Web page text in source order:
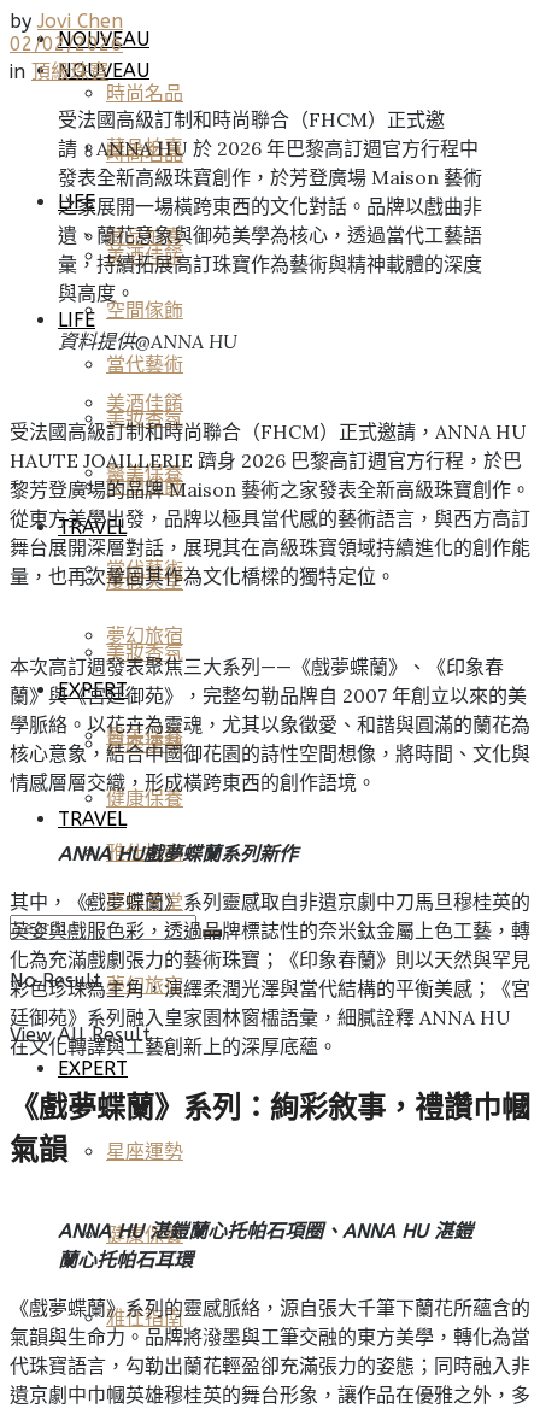
NOUVEAU
時尚名品
藏品拍賣
LIFE
美酒佳餚
空間傢飾
當代藝術
美妝香氛
醫美保養
TRAVEL
度假天堂
夢幻旅宿
EXPERT
星座運勢
健康保養
雅仕指南
NOUVEAU
時尚名品
藏品拍賣
LIFE
美酒佳餚
空間傢飾
當代藝術
美妝香氛
醫美保養
TRAVEL
度假天堂
夢幻旅宿
EXPERT
星座運勢
健康保養
雅仕指南
No Result
View All Result
by Jovi Chen
02/02/2026
in 頂級珠寶
受法國高級訂制和時尚聯合（FHCM）正式邀
請，ANNA HU 於 2026 年巴黎高訂週官方行程中
發表全新高級珠寶創作，於芳登廣場 Maison 藝術
之家展開一場橫跨東西的文化對話。品牌以戲曲非
遺、蘭花意象與御苑美學為核心，透過當代工藝語
彙，持續拓展高訂珠寶作為藝術與精神載體的深度
與高度。
資料提供@ANNA HU
受法國高級訂制和時尚聯合（FHCM）正式邀請，ANNA HU
HAUTE JOAILLERIE 躋身 2026 巴黎高訂週官方行程，於巴
黎芳登廣場的品牌 Maison 藝術之家發表全新高級珠寶創作。
從東方美學出發，品牌以極具當代感的藝術語言，與西方高訂
舞台展開深層對話，展現其在高級珠寶領域持續進化的創作能
量，也再次鞏固其作為文化橋樑的獨特定位。
本次高訂週發表聚焦三大系列——《戲夢蝶蘭》、《印象春
蘭》與《宮廷御苑》，完整勾勒品牌自 2007 年創立以來的美
學脈絡。以花卉為靈魂，尤其以象徵愛、和諧與圓滿的蘭花為
核心意象，結合中國御花園的詩性空間想像，將時間、文化與
情感層層交織，形成橫跨東西的創作語境。
ANNA HU戲夢蝶蘭系列新作
其中，《戲夢蝶蘭》系列靈感取自非遺京劇中刀馬旦穆桂英的
英姿與戲服色彩，透過品牌標誌性的奈米鈦金屬上色工藝，轉
化為充滿戲劇張力的藝術珠寶；《印象春蘭》則以天然與罕見
彩色珍珠為主角，演繹柔潤光澤與當代結構的平衡美感；《宮
廷御苑》系列融入皇家園林窗櫺語彙，細膩詮釋 ANNA HU
在文化轉譯與工藝創新上的深厚底蘊。
《戲夢蝶蘭》系列：絢彩敘事，禮讚巾幗
氣韻
ANNA HU 湛鎧蘭心托帕石項圈、ANNA HU 湛鎧
蘭心托帕石耳環
《戲夢蝶蘭》系列的靈感脈絡，源自張大千筆下蘭花所蘊含的
氣韻與生命力。品牌將潑墨與工筆交融的東方美學，轉化為當
代珠寶語言，勾勒出蘭花輕盈卻充滿張力的姿態；同時融入非
遺京劇中巾幗英雄穆桂英的舞台形象，讓作品在優雅之外，多